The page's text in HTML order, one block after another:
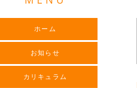
ホーム
お知らせ
カリキュラム